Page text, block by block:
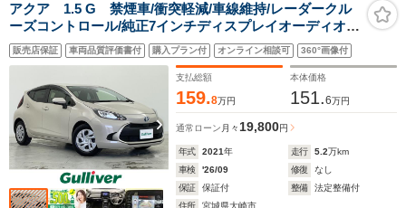
アクア 1.5 G 禁煙車/衝突軽減/車線維持/レーダークル
ーズコントロール/純正7インチディスプレイオーディオ/
パノラミックビューモニター/ドライブレコーダー/ビルト
インETC2.0/LEDヘッドライト/純正15インチホイールキ
販売店保証 車両品質評価書付 購入プラン付 オンライン相談可 360°画像付
支払総額
159.8万円
本体価格
151.6万円
通常ローン 月々19,800円
年式 2021年 走行 5.2万km
車検
'26/09 修復
なし
保証
保証付 整備
法定整備付
住所
宮城県大崎市